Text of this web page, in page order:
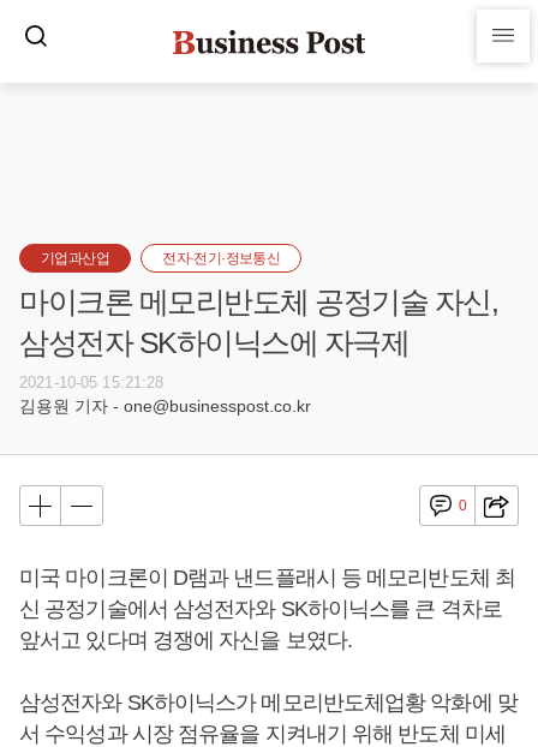
기업과산업 전자·전기·정보통신
마이크론 메모리반도체 공정기술 자신,
삼성전자 SK하이닉스에 자극제
2021-10-05 15:21:28
김용원 기자 - one@businesspost.co.kr
0
미국 마이크론이 D램과 낸드플래시 등 메모리반도체 최
신 공정기술에서 삼성전자와 SK하이닉스를 큰 격차로
앞서고 있다며 경쟁에 자신을 보였다.
삼성전자와 SK하이닉스가 메모리반도체업황 악화에 맞
서 수익성과 시장 점유율을 지켜내기 위해 반도체 미세